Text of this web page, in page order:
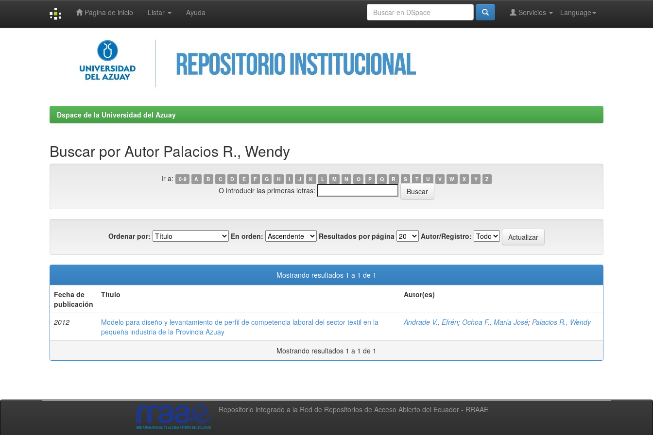
Página de inicio Listar Ayuda Language
Servicios
Dspace de la Universidad del Azuay
Buscar por Autor Palacios R., Wendy
Ir a: 0-9 A B C D E F G H I J K L M N O P Q R S T U V W X Y Z
O introducir las primeras letras:
Ordenar por: En orden: Resultados por página Autor/Registro:
Mostrando resultados 1 a 1 de 1
Fecha de
publicación
Título Autor(es)
2012
Modelo para diseño y levantamiento de perfil de competencia laboral del sector textil en la
pequeña industria de la Provincia Azuay
Andrade V., Efrén; Ochoa F., María José; Palacios R., Wendy
Mostrando resultados 1 a 1 de 1
Repositorio integrado a la Red de Repositorios de Acceso Abierto del Ecuador - RRAAE